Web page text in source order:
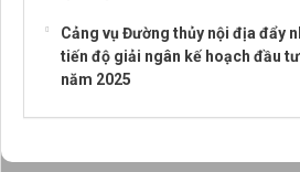
Cảng vụ Đường thủy nội địa đẩy
tiến độ giải ngân kế hoạch đầu
năm 2025